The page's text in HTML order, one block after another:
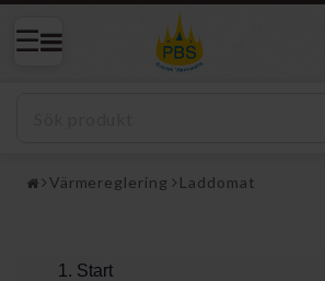
Värmereglering Laddomat
Start